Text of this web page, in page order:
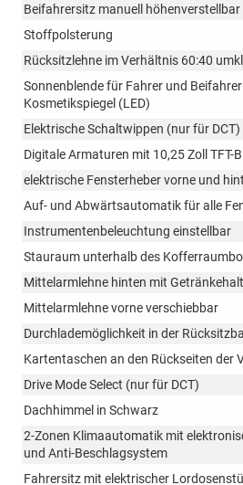
Beifahrersitz manuell höhenverstellbar
Stoffpolsterung
Rücksitzlehne im Verhältnis 60:40
Sonnenblende für Fahrer und
Kosmetikspiegel (LED)
Elektrische Schaltwippen (nur für DCT)
Digitale Armaturen mit 10,25 Zoll TFT-
elektrische Fensterheber vorne und
Auf- und Abwärtsautomatik für alle
Instrumentenbeleuchtung einstellbar
Stauraum unterhalb des
Mittelarmlehne hinten mit
Mittelarmlehne vorne verschiebbar
Durchlademöglichkeit in der
Kartentaschen an den Rückseiten der
Drive Mode Select (nur für DCT)
Dachhimmel in Schwarz
2-Zonen Klimaautomatik mit
und Anti-Beschlagsystem
Fahrersitz mit elektrischer